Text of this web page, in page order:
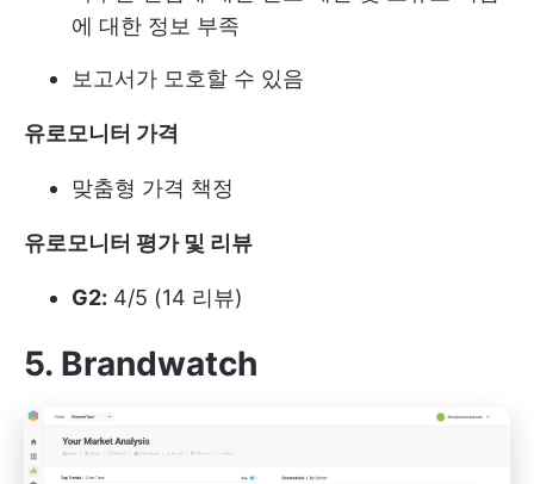
에 대한 정보 부족
보고서가 모호할 수 있음
유로모니터 가격
맞춤형 가격 책정
유로모니터 평가 및 리뷰
G2: 4/5 (14 리뷰)
5. Brandwatch